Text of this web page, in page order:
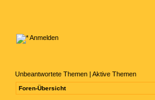
Anmelden
Unbeantwortete Themen | Aktive Themen
Foren-Übersicht